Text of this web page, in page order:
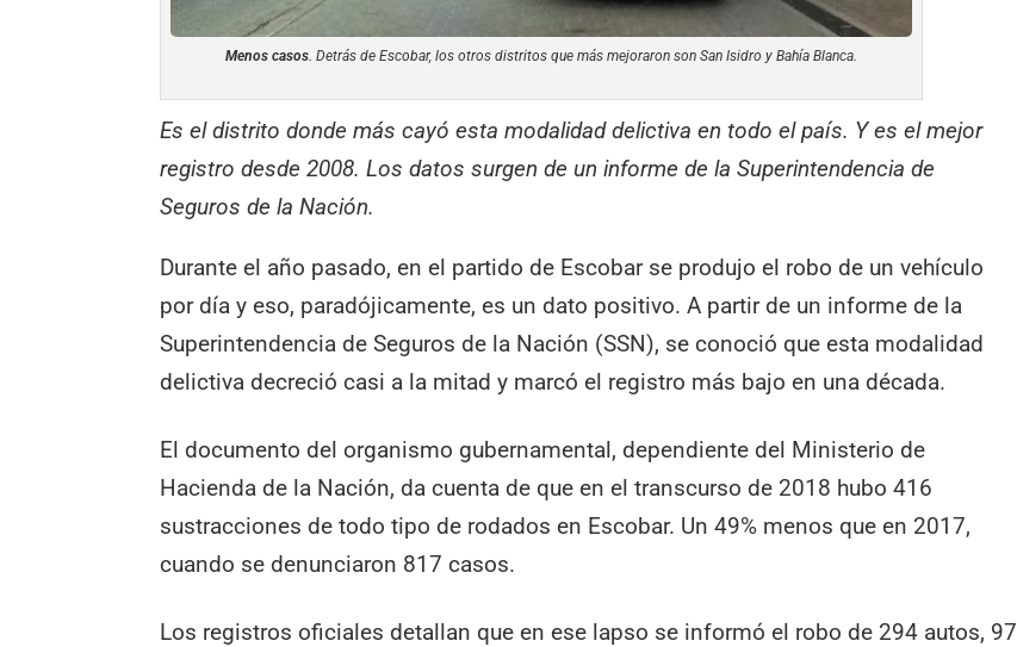
Menos casos. Detrás de Escobar, los otros distritos que más mejoraron son San Isidro y Bahía Blanca.
Es el distrito donde más cayó esta modalidad delictiva en todo el país. Y es el mejor
registro desde 2008. Los datos surgen de un informe de la Superintendencia de
Seguros de la Nación.
Durante el año pasado, en el partido de Escobar se produjo el robo de un vehículo
por día y eso, paradójicamente, es un dato positivo. A partir de un informe de la
Superintendencia de Seguros de la Nación (SSN), se conoció que esta modalidad
delictiva decreció casi a la mitad y marcó el registro más bajo en una década.
El documento del organismo gubernamental, dependiente del Ministerio de
Hacienda de la Nación, da cuenta de que en el transcurso de 2018 hubo 416
sustracciones de todo tipo de rodados en Escobar. Un 49% menos que en 2017,
cuando se denunciaron 817 casos.
Los registros oficiales detallan que en ese lapso se informó el robo de 294 autos, 97